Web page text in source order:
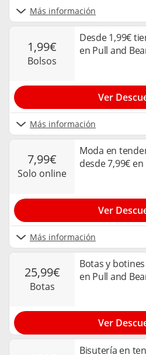
Más información
1,99€
bolsos
Desde 1,99€
en Pull and
Más información
Ver
7,99€
solo online
Moda en
desde 7,99€
Más información
Ver
25,99€
botas
Botas y
en Pull and
Ver
Bisutería en